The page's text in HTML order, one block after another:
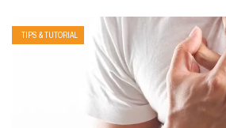
TIPS & TUTORIAL